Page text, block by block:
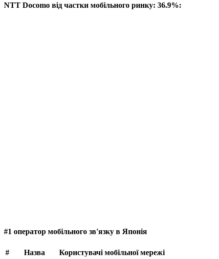
NTT Docomo від частки мобільного ринку: 36.9%:
#1 оператор мобільного зв'язку в Японія
# Назва
Користувачі мобільної мережі